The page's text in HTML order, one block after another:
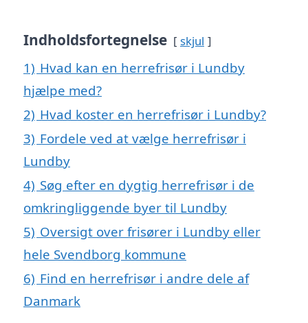
Indholdsfortegnelse skjul
1) Hvad kan en herrefrisør i Lundby
hjælpe med?
2) Hvad koster en herrefrisør i Lundby?
3) Fordele ved at vælge herrefrisør i
Lundby
4) Søg efter en dygtig herrefrisør i de
omkringliggende byer til Lundby
5) Oversigt over frisører i Lundby eller
hele Svendborg kommune
6) Find en herrefrisør i andre dele af
Danmark